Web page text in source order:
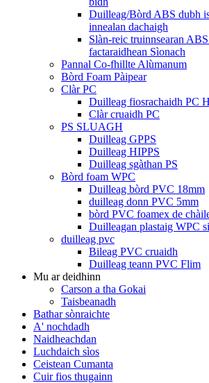
Duilleag/Bòrd ABS dubh
innealan dachaigh
Slàn-reic truinnsearan
factaraidhean Sìonach
Pannal Co-fhillte Alùmanum
Bòrd Foam Pàipear
Clàr PC
Duilleag fiosrachaidh PC
Clàr cruaidh PC
PS SLUAGH
Duilleag GPPS
Duilleag HIPPS
Duilleag sgàthan PS
Bòrd foam WPC
Duilleag bòrd PVC 18mm
duilleag donn PVC 5mm
bòrd PVC foamex de
Duilleagan plastaig WPC
duilleag pvc
Bileag PVC cruaidh
Duilleag teann PVC Flim
Mu ar deidhinn
Carson a tha Gokai
Taisbeanadh
Bathar sònraichte
A' nochdadh
Naidheachdan
Luchdaich sìos
Ceistean Cumanta
Cuir fios thugainn